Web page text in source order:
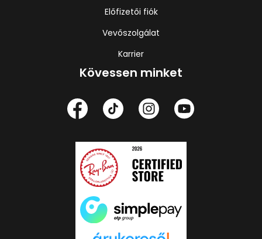
Előfizetői fiók
Vevőszolgálat
Karrier
Kövessen minket